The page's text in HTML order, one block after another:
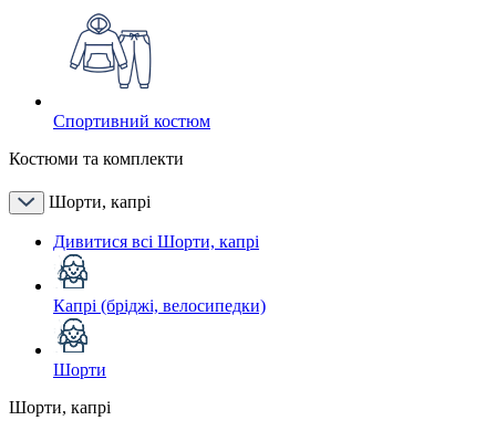
Спортивний костюм
Костюми та комплекти
Шорти, капрі
Дивитися всі Шорти, капрі
Капрі (бріджі, велосипедки)
Шорти
Шорти, капрі